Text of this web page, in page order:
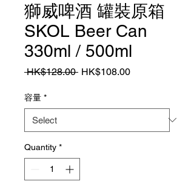
獅威啤酒 罐裝原箱
SKOL Beer Can
330ml / 500ml
HK$128.00 Regular
HK$108.00Sale
容量 *
Quantity *